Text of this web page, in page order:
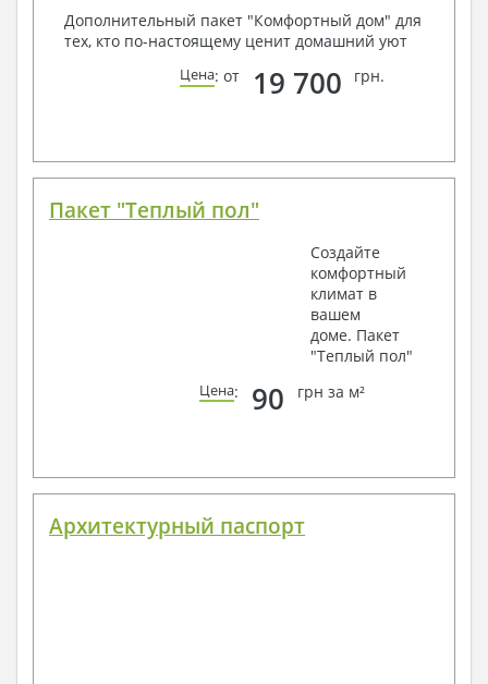
Дополнительный пакет "Комфортный дом" для
тех, кто по-настоящему ценит домашний уют
Цена: от 19 700 грн.
Пакет "Теплый пол"
Создайте
комфортный
климат в
вашем
доме. Пакет
"Теплый пол"
Цена: 90 грн за м²
Архитектурный паспорт